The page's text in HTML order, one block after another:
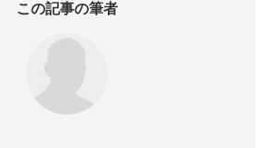
この記事の筆者